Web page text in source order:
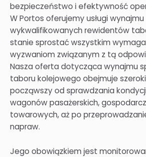
bezpieczeństwo i efektywność
W Portos oferujemy usługi wynajmu
wykwalifikowanych rewidentów
stanie sprostać wszystkim
wyzwaniom związanym z tą
Nasza oferta dotycząca wynajmu
taboru kolejowego obejmuje
począwszy od sprawdzania
wagonów pasażerskich,
towarowych, aż po
napraw.
Jego obowiązkiem jest